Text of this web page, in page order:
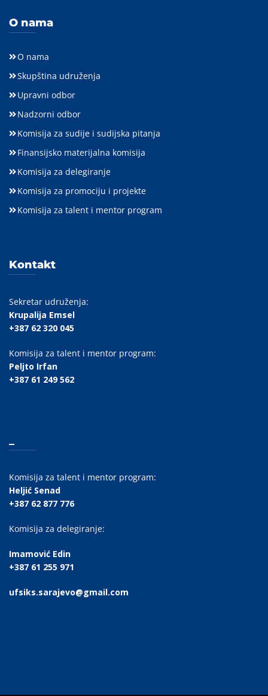
O nama
O nama
Skupština udruženja
Upravni odbor
Nadzorni odbor
Komisija za sudije i sudijska pitanja
Finansijsko materijalna komisija
Komisija za delegiranje
Komisija za promociju i projekte
Komisija za talent i mentor program
Kontakt
Sekretar udruženja:
Krupalija Emsel
+387 62 320 045
Komisija za talent i mentor program:
Peljto Irfan
+387 61 249 562
Komisija za talent i mentor program:
Heljić Senad
+387 62 877 776
Komisija za delegiranje:
Imamović Edin
+387 61 255 971
ufsiks.sarajevo@gmail.com